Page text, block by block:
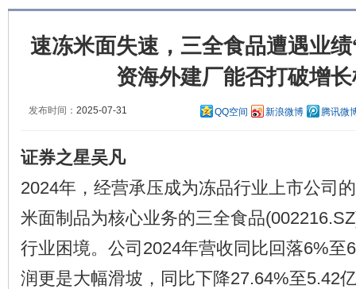
速冻米面失速，三全食品遭遇业
资海外建厂能否打破增
发布时间： 2025-07-31 QQ空间 新浪微博 腾讯微
证券之星吴凡
2024年，经营承压成为冻品行业上市公司
米面制品为核心业务的三全食品
行业困境。公司2024年营收同比回落6%至
润更是大幅滑坡，同比下降27.64%至5.42